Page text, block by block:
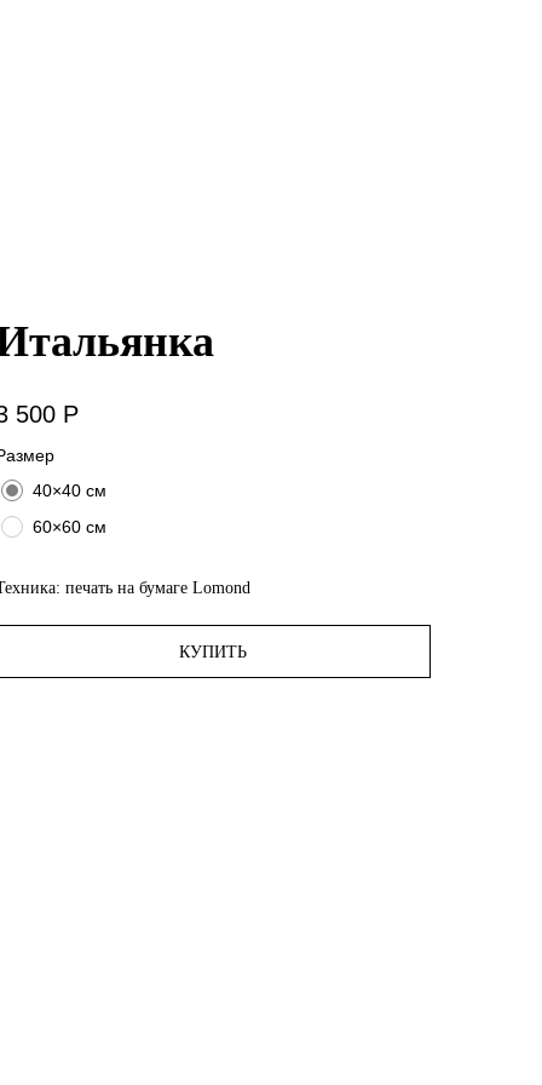
500 P
40×40 см
60×60 см
печать на бумаге Lomond
КУПИТЬ